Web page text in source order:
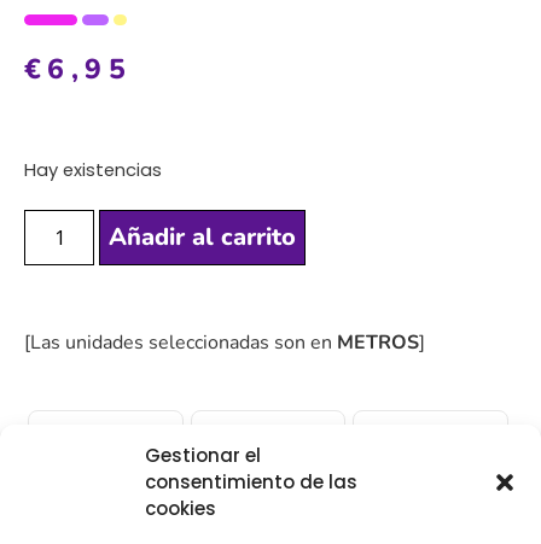
Gestionar el
consentimiento de las
cookies
€6,95
Hay existencias
Añadir al carrito
[Las unidades seleccionadas son en METROS]
ENVÍO 24-48H